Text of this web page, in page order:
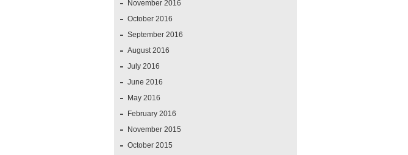
November 2016
October 2016
September 2016
August 2016
July 2016
June 2016
May 2016
February 2016
November 2015
October 2015